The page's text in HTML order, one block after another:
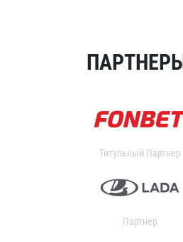
Титульный Партнер
Партнер